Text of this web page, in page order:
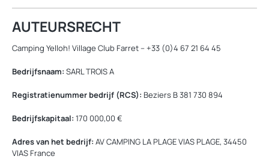
AUTEURSRECHT
Camping Yelloh! Village Club Farret – +33 (0)4 67 21 64 45
Bedrijfsnaam: SARL TROIS A
Registratienummer bedrijf (RCS): Beziers B 381 730 894
Bedrijfskapitaal: 170 000,00 €
Adres van het bedrijf: AV CAMPING LA PLAGE VIAS PLAGE, 34450
VIAS France